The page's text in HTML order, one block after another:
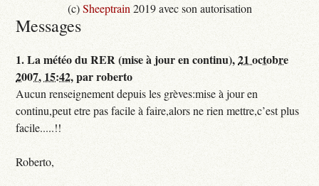
(c)Sheeptrain 2019 avec son autorisation
Messages
1.La météo du RER (mise à jour en continu),21 octobre
2007, 15:42,parroberto
Aucun renseignement depuis les grèves:mise à jour en
continu,peut etre pas facile à faire,alors ne rien mettre,c’est plus
facile.....!!
Roberto,